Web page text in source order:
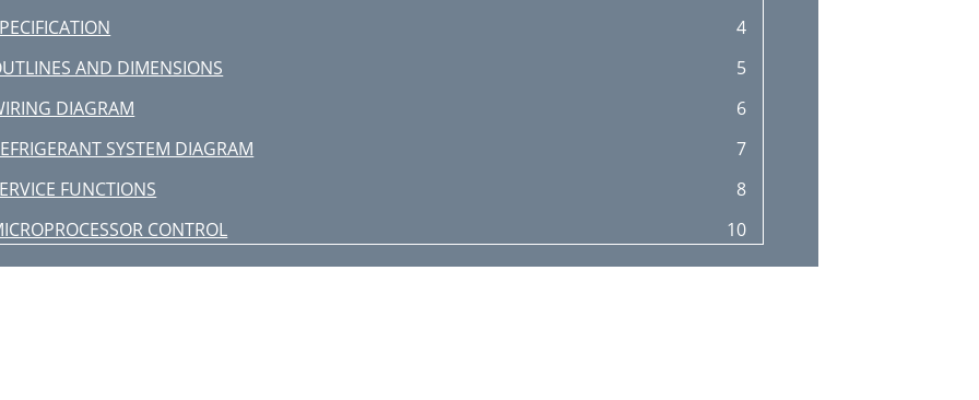
4
AND DIMENSIONS
5
DIAGRAM
6
SYSTEM DIAGRAM
7
FUNCTIONS
8
CONTROL
10
AUTO VANE OPERATION
12